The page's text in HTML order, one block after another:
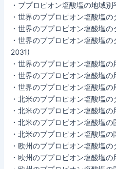
・ブプロピオン塩酸塩の地域
・世界のブプロピオン塩酸塩
・世界のブプロピオン塩酸塩
・世界のブプロピオン塩酸塩
2031)
・世界のブプロピオン塩酸塩
・世界のブプロピオン塩酸塩
・世界のブプロピオン塩酸塩
・北米のブプロピオン塩酸塩
・北米のブプロピオン塩酸塩
・北米のブプロピオン塩酸塩
・北米のブプロピオン塩酸塩
・欧州のブプロピオン塩酸塩
・欧州のブプロピオン塩酸塩